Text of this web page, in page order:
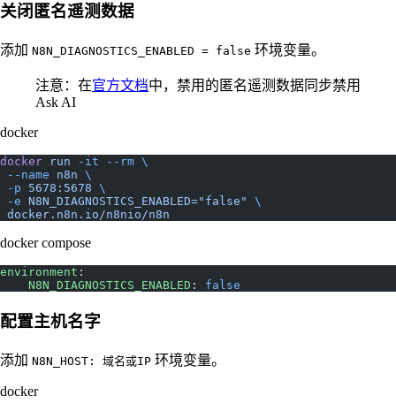
关闭匿名遥测数据
添加 N8N_DIAGNOSTICS_ENABLED = false 环境变量。
注意：在官方文档中，禁用的匿名遥测数据同步禁用
Ask AI
docker
docker run -it --rm \
--name n8n \
-p 5678:5678 \
-e N8N_DIAGNOSTICS_ENABLED="false"
\
docker.n8n.io/n8nio/n8n
docker compose
environment :
    N8N_DIAGNOSTICS_ENABLED
: false
配置主机名字
添加 N8N_HOST: 域名或IP 环境变量。
docker